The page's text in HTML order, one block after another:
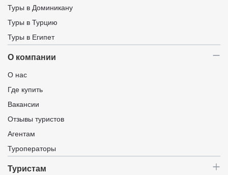
Туры в Доминикану
Туры в Турцию
Туры в Египет
О компании
О нас
Где купить
Вакансии
Отзывы туристов
Агентам
Туроператоры
Туристам